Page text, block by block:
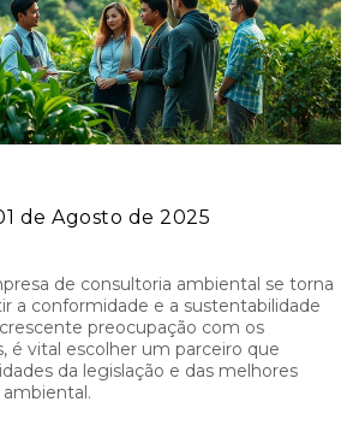
de Agosto de 2025
de consultoria ambiental se torna
a conformidade e a sustentabilidade
preocupação com os
é vital escolher um parceiro que
da legislação e das melhores